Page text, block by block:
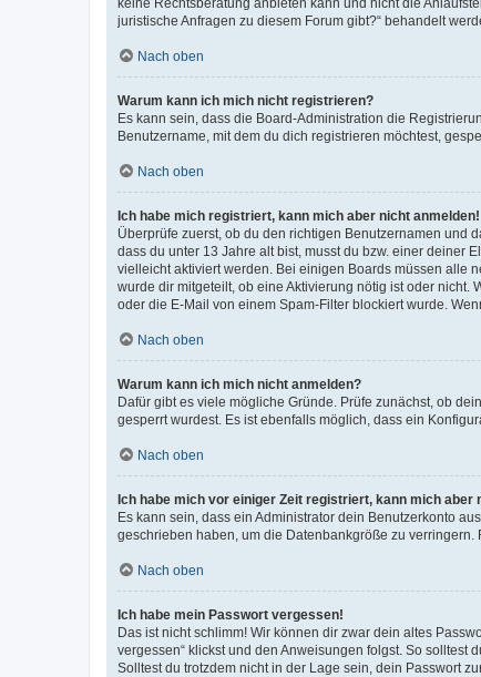
juristische Anfragen zu diesem Forum gibt?“ behandelt
Nach oben
Warum kann ich mich nicht registrieren?
Es kann sein, dass die Board-Administration die
Benutzername, mit dem du dich registrieren möchtest,
Nach oben
Ich habe mich registriert, kann mich aber nicht anmelden!
Überprüfe zuerst, ob du den richtigen Benutzernamen und
dass du unter 13 Jahre alt bist, musst du bzw. einer deiner
vielleicht aktiviert werden. Bei einigen Boards müssen alle
wurde dir mitgeteilt, ob eine Aktivierung nötig ist oder
oder die E-Mail von einem Spam-Filter blockiert wurde.
Nach oben
Warum kann ich mich nicht anmelden?
Dafür gibt es viele mögliche Gründe. Prüfe zunächst, ob
gesperrt wurdest. Es ist ebenfalls möglich, dass ein
Nach oben
Ich habe mich vor einiger Zeit registriert, kann mich aber
Es kann sein, dass ein Administrator dein Benutzerkonto
geschrieben haben, um die Datenbankgröße zu
Nach oben
Ich habe mein Passwort vergessen!
Das ist nicht schlimm! Wir können dir zwar dein altes
vergessen“ klickst und den Anweisungen folgst. So solltest
Solltest du trotzdem nicht in der Lage sein, dein Passwort